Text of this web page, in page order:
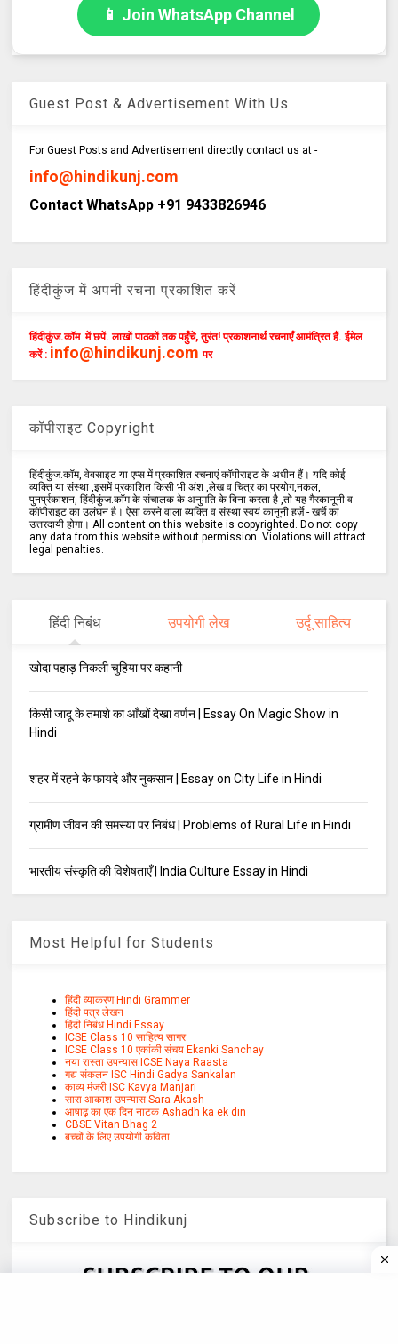
📱 Join WhatsApp Channel
Guest Post & Advertisement With Us
For Guest Posts and Advertisement directly contact us at -
info@hindikunj.com
Contact WhatsApp +91 9433826946
हिंदीकुंज में अपनी रचना प्रकाशित करें
हिंदीकुंज.कॉम में छपें. लाखों पाठकों तक पहुँचें, तुरंत! प्रकाशनार्थ रचनाएँ आमंत्रित हैं. ईमेल
करें : info@hindikunj.com पर
कॉपीराइट Copyright
हिंदीकुंज.कॉम, वेबसाइट या एप्स में प्रकाशित रचनाएं कॉपीराइट के अधीन हैं। यदि कोई
व्यक्ति या संस्था ,इसमें प्रकाशित किसी भी अंश ,लेख व चित्र का प्रयोग,नकल,
पुनर्प्रकाशन, हिंदीकुंज.कॉम के संचालक के अनुमति के बिना करता है ,तो यह गैरकानूनी व
कॉपीराइट का उलंघन है। ऐसा करने वाला व्यक्ति व संस्था स्वयं कानूनी हर्ज़े - खर्चे का
उत्तरदायी होगा। All content on this website is copyrighted. Do not copy
any data from this website without permission. Violations will attract
legal penalties.
हिंदी निबंध उपयोगी लेख उर्दू साहित्य
खोदा पहाड़ निकली चुहिया पर कहानी
किसी जादू के तमाशे का आँखों देखा वर्णन | Essay On Magic Show in
Hindi
शहर में रहने के फायदे और नुकसान | Essay on City Life in Hindi
ग्रामीण जीवन की समस्या पर निबंध | Problems of Rural Life in Hindi
भारतीय संस्कृति की विशेषताएँ | India Culture Essay in Hindi
Most Helpful for Students
हिंदी व्याकरण Hindi Grammer
हिंदी पत्र लेखन
हिंदी निबंध Hindi Essay
ICSE Class 10 साहित्य सागर
ICSE Class 10 एकांकी संचय Ekanki Sanchay
नया रास्ता उपन्यास ICSE Naya Raasta
गद्य संकलन ISC Hindi Gadya Sankalan
काव्य मंजरी ISC Kavya Manjari
सारा आकाश उपन्यास Sara Akash
आषाढ़ का एक दिन नाटक Ashadh ka ek din
CBSE Vitan Bhag 2
बच्चों के लिए उपयोगी कविता
Subscribe to Hindikunj